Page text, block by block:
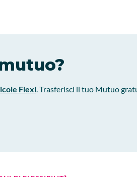
Flexi. Trasferisci il tuo Mutuo